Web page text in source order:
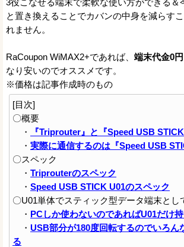
と置き換えることでカバンの中身を減らす
れません。
RaCoupon WiMAX2+であれば、 端末代金0円
なり安いのでオススメです。
※価格は記事作成時のもの
[目次]
〇概要
・
『Triprouter』と『Speed USB
・ 実際に通信するのは『Speed USB
〇スペック
・ Triprouterのスペック
・ Speed USB STICK U01のスペック
〇U01単体でスティック型データ端末とし
・ PCしか使わないのであればU01だけ
・ USB部分が180度回転するのでいろん
る